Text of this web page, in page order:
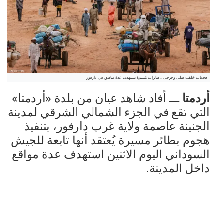
هجمات خلفت قتلى وجرحى .. طائرات مُسيرة تستهدف عدة مناطق في دارفور
أردمتا ـــ أفاد شاهد عيان من بلدة «أردمتا»
التي تقع في الجزء الشمالي الشرقي لمدينة
الجنينة عاصمة ولاية غرب دارفور، بتنفيذ
هجوم بطائر مسيرة يُعتقد أنها تابعة للجيش
السوداني اليوم الاثنين استهدف عدة مواقع
داخل المدينة.